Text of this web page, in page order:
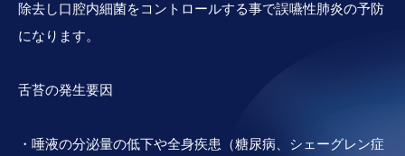
除去し口腔内細菌をコントロールする事で誤嚥性肺炎の予防
になります。
舌苔の発生要因
・唾液の分泌量の低下や全身疾患（糖尿病、シェーグレン症